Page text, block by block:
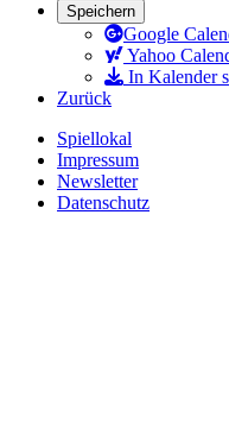
Speichern
Google
Yahoo
In Kalender
Zurück
Spiellokal
Impressum
Newsletter
Datenschutz